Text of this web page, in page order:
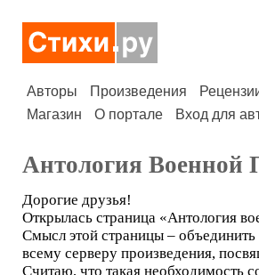
Авторы Произведения
Магазин
О портале Вход для
Антология Военной
Дорогие друзья!
Открылась страница «Антология
Смысл этой страницы –
всему серверу произведения,
Считаю, что такая необходимость